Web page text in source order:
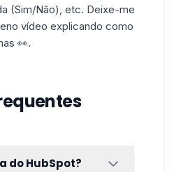
(Sim/Não), etc. Deixe-me
vídeo explicando como
👀.
do HubSpot?